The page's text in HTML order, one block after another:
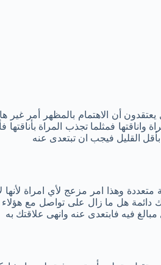
أن الاهتمام بالمظهر أمر
واناقتها فمثلما تجذب المراة
بأقل القليل فيجب ان تبتعدى عنه
وهذا امر مزعج لأي امراة
دائمة هل ما زال على تواصل مع
مبالغ فيه فابتعدى عنه وانهى علاقتك به